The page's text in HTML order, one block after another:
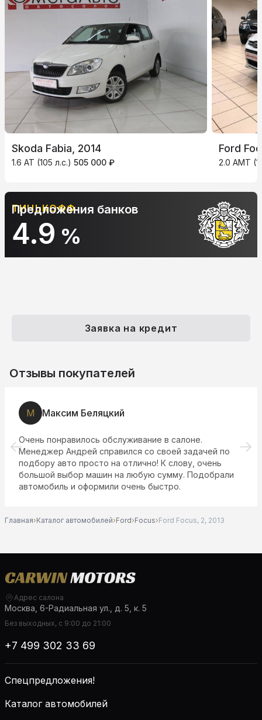
Skoda Fabia, 2014
1.6 AT (105 л.с.) 505 000 ₽
Ford
2.0 AMT
АЛЬФА-БАНК
10.9
Предложения банков
Заявка на кредит
Отзывы покупателей
М Максим Беляцкий
Очень понравилось обслуживание в салоне.
Менеджер Андрей справился со своей задачей по
подбору авто просто на отлично! К слову, очень
большой выбор машин на любую сумму. Подобрали
автомобиль и оформили очень быстро.
Главная›Каталог автомобилей›Ford›Focus›Ford Focus, 2, 2013
Адрес салона
Москва, 6-Радиальная ул., д. 5, к. 5
Без выходных, с 9:00 до 21:00
+7 499 302 33 69
Спецпредложения!
Каталог автомобилей